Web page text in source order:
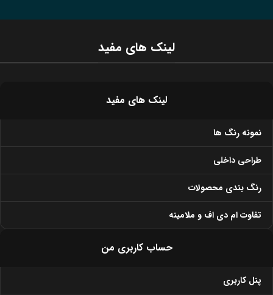
لینک های مفید
حساب کاربری من
پنل کاربری
لینک های مفید
نمونه رنگ ها
طراحی داخلی
رنگ بندی محصولات
تفاوت ام دی اف و ملامینه